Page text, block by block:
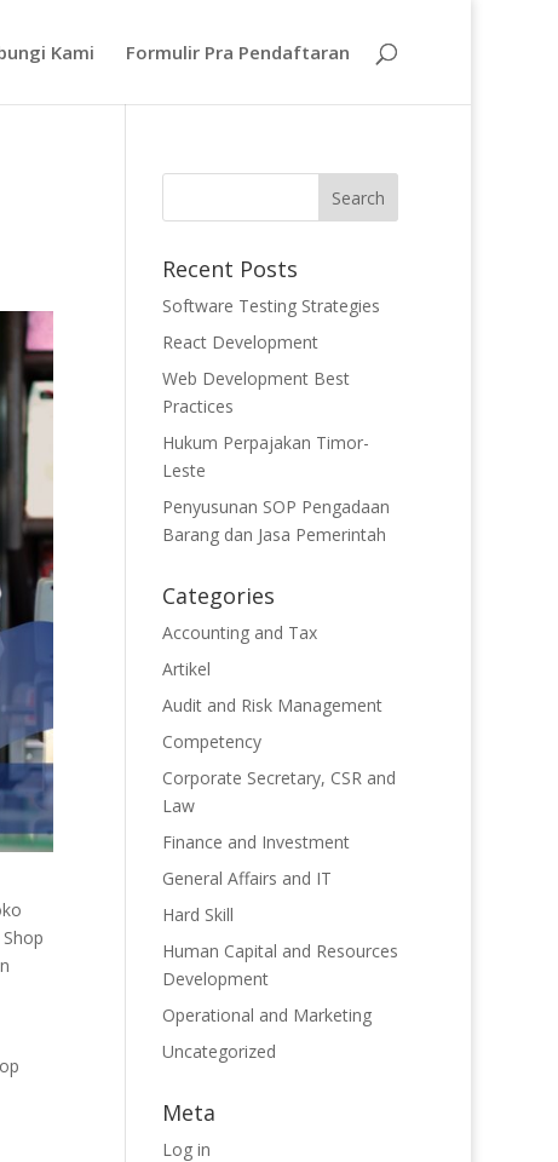
Kami Formulir Pra Pendaftaran
Recent Posts
Software Testing Strategies
React Development
Web Development Best
Practices
Hukum Perpajakan Timor-
Leste
Penyusunan SOP Pengadaan
Barang dan Jasa Pemerintah
Categories
Accounting and Tax
Artikel
Audit and Risk Management
Competency
Corporate Secretary, CSR and
Law
Finance and Investment
General Affairs and IT
Hard Skill
Human Capital and Resources
Development
Operational and Marketing
Uncategorized
Meta
Log in